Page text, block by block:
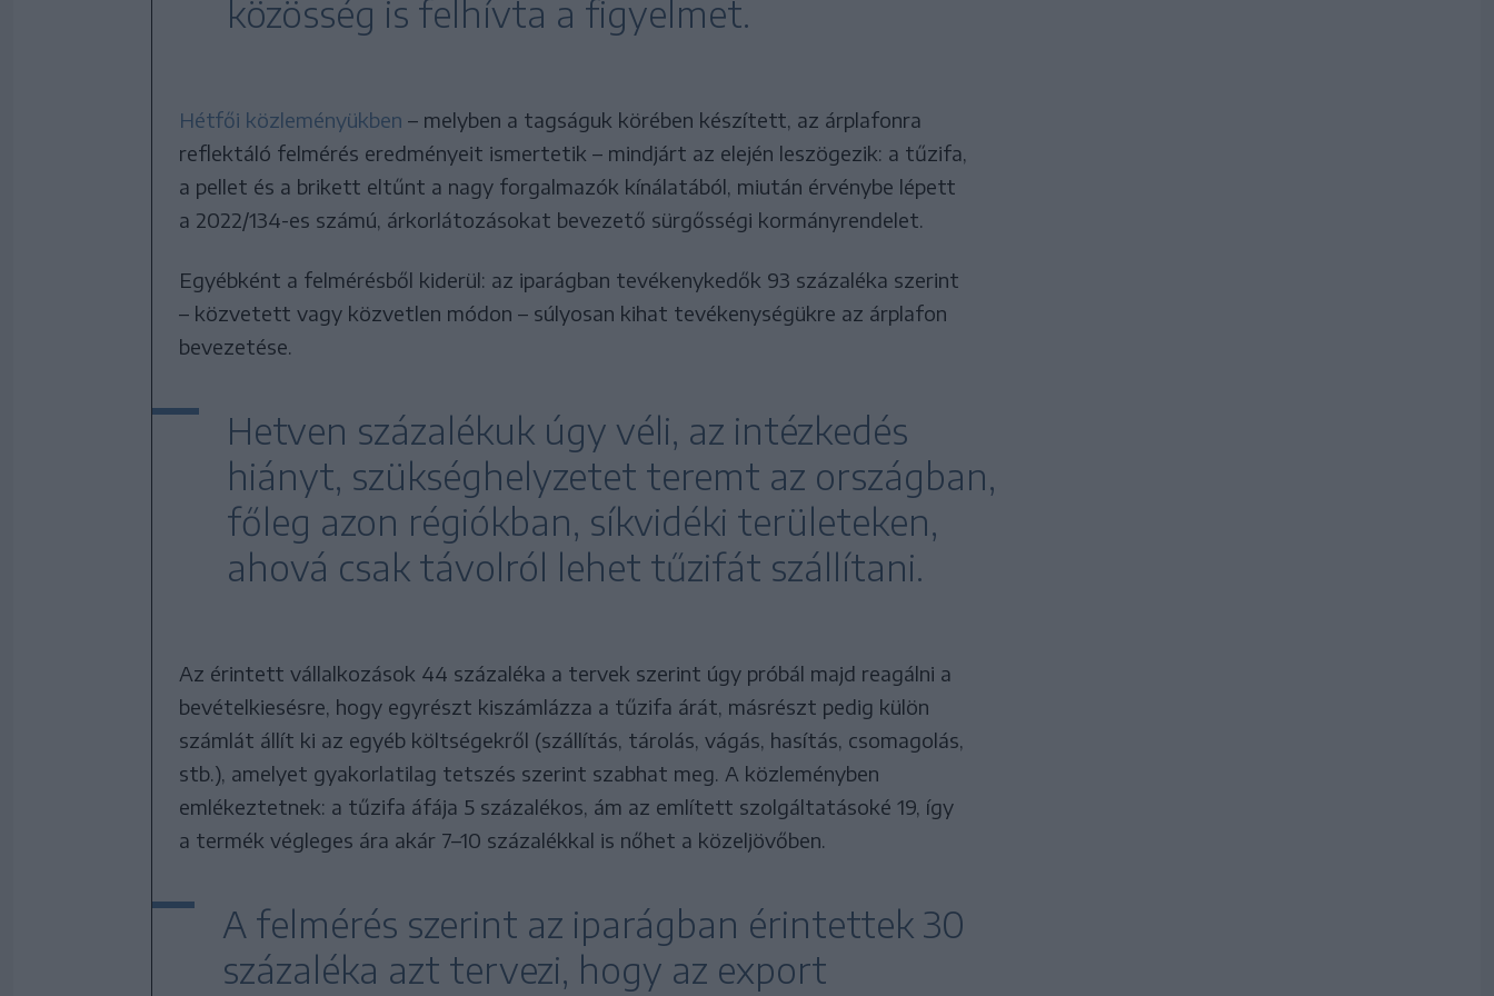
közösség is felhívta a figyelmet.
Hétfői közleményükben – melyben a tagságuk körében készített, az árplafonra
reflektáló felmérés eredményeit ismertetik – mindjárt az elején leszögezik: a tűzifa,
a pellet és a brikett eltűnt a nagy forgalmazók kínálatából, miután érvénybe lépett
a 2022/134-es számú, árkorlátozásokat bevezető sürgősségi kormányrendelet.
Egyébként a felmérésből kiderül: az iparágban tevékenykedők 93 százaléka szerint
– közvetett vagy közvetlen módon – súlyosan kihat tevékenységükre az árplafon
bevezetése.
Hetven százalékuk úgy véli, az intézkedés
hiányt, szükséghelyzetet teremt az országban,
főleg azon régiókban, síkvidéki területeken,
ahová csak távolról lehet tűzifát szállítani.
Az érintett vállalkozások 44 százaléka a tervek szerint úgy próbál majd reagálni a
bevételkiesésre, hogy egyrészt kiszámlázza a tűzifa árát, másrészt pedig külön
számlát állít ki az egyéb költségekről (szállítás, tárolás, vágás, hasítás, csomagolás,
stb.), amelyet gyakorlatilag tetszés szerint szabhat meg. A közleményben
emlékeztetnek: a tűzifa áfája 5 százalékos, ám az említett szolgáltatásoké 19, így
a termék végleges ára akár 7–10 százalékkal is nőhet a közeljövőben.
A felmérés szerint az iparágban érintettek 30
százaléka azt tervezi, hogy az export